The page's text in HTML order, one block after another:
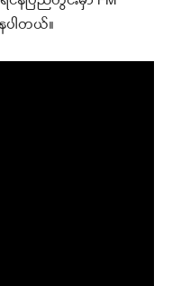
ပါတယ်။